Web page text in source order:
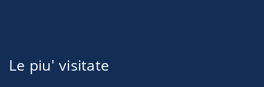
Le piu' visitate